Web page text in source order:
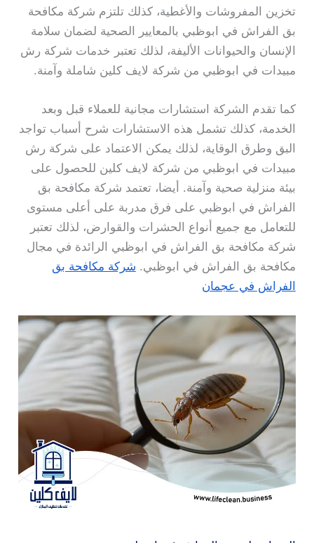
تخزين المفروشات والأغطية، كذلك تلتزم شركة مكافحة
بق الفراش في ابوظبي بالمعايير الصحية لضمان سلامة
الإنسان والحيوانات الأليفة، لذلك تعتبر خدمات شركة رش
مبيدات في ابوظبي من شركة لايف كلين شاملة وآمنة.
كما تقدم الشركة استشارات مجانية للعملاء قبل وبعد
الخدمة، كذلك تشمل هذه الاستشارات شرح أسباب تواجد
البق وطرق الوقاية، لذلك يمكن الاعتماد على شركة رش
مبيدات في ابوظبي من شركة لايف كلين للحصول على
بيئة منزلية صحية وآمنة. أيضا، تعتمد شركة مكافحة بق
الفراش في ابوظبي على فرق مدربة على أعلى مستوى
للتعامل مع جميع أنواع الحشرات والقوارض، لذلك تعتبر
شركة مكافحة بق الفراش في ابوظبي الرائدة في مجال
مكافحة بق الفراش في ابوظبي. شركة مكافحة بق
الفراش في عجمان